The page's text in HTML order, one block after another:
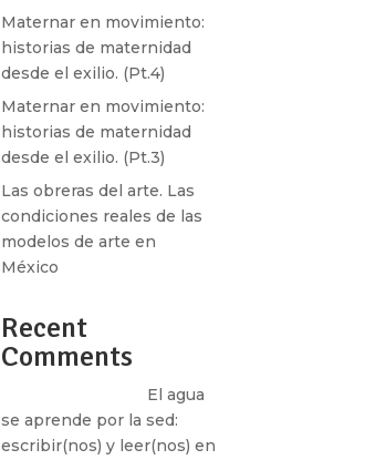
Maternar en movimiento:
historias de maternidad
desde el exilio. (Pt.4)
Maternar en movimiento:
historias de maternidad
desde el exilio. (Pt.3)
Las obreras del arte. Las
condiciones reales de las
modelos de arte en
México
Recent
Comments
El agua
se aprende por la sed:
escribir(nos) y leer(nos) en